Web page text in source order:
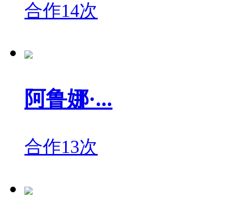
合作14次
阿鲁娜·...
合作13次